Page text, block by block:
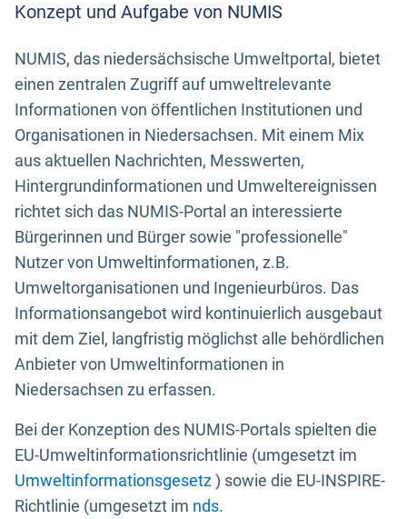
Konzept und Aufgabe von NUMIS
NUMIS, das niedersächsische Umweltportal, bietet
einen zentralen Zugriff auf umweltrelevante
Informationen von öffentlichen Institutionen und
Organisationen in Niedersachsen. Mit einem Mix
aus aktuellen Nachrichten, Messwerten,
Hintergrundinformationen und Umweltereignissen
richtet sich das NUMIS-Portal an interessierte
Bürgerinnen und Bürger sowie "professionelle"
Nutzer von Umweltinformationen, z.B.
Umweltorganisationen und Ingenieurbüros. Das
Informationsangebot wird kontinuierlich ausgebaut
mit dem Ziel, langfristig möglichst alle behördlichen
Anbieter von Umweltinformationen in
Niedersachsen zu erfassen.
Bei der Konzeption des NUMIS-Portals spielten die
EU-Umweltinformationsrichtlinie (umgesetzt im
Umweltinformationsgesetz) sowie die EU-INSPIRE-
Richtlinie (umgesetzt im nds.